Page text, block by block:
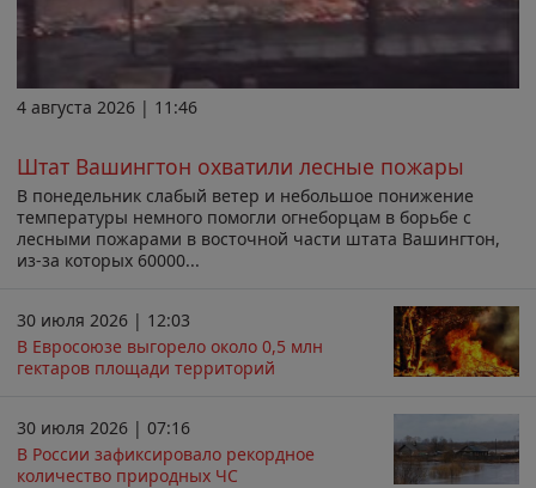
4 августа 2026 | 11:46
Штат Вашингтон охватили лесные пожары
В понедельник слабый ветер и небольшое понижение
температуры немного помогли огнеборцам в борьбе с
лесными пожарами в восточной части штата Вашингтон,
из-за которых 60000...
30 июля 2026 | 12:03
В Евросоюзе выгорело около 0,5 млн
гектаров площади территорий
30 июля 2026 | 07:16
В России зафиксировало рекордное
количество природных ЧС